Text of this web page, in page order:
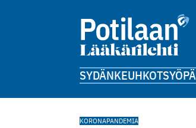
SYDÄNKEUHKOTSYÖPÄ
KORONAPANDEMIA